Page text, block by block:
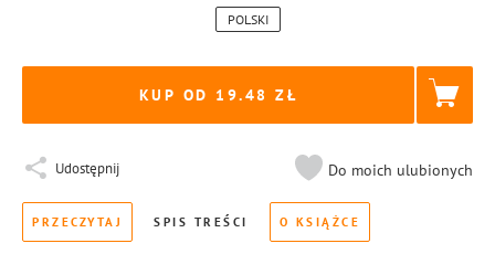
POLSKI
KUP OD 19.48
Udostępnij Do moich ulubionych
PRZECZYTAJ SPIS TREŚCI O KSIĄŻCE